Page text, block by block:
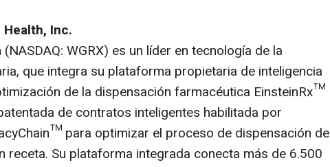
Inc.
WGRX) es un líder en tecnología de la
que integra su plataforma propietaria de inteligencia
de la dispensación farmacéutica EinsteinRx™
de contratos inteligentes habilitada por
para optimizar el proceso de dispensación de
receta. Su plataforma integrada conecta más de 6.500